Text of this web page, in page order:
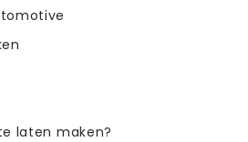
laten maken?